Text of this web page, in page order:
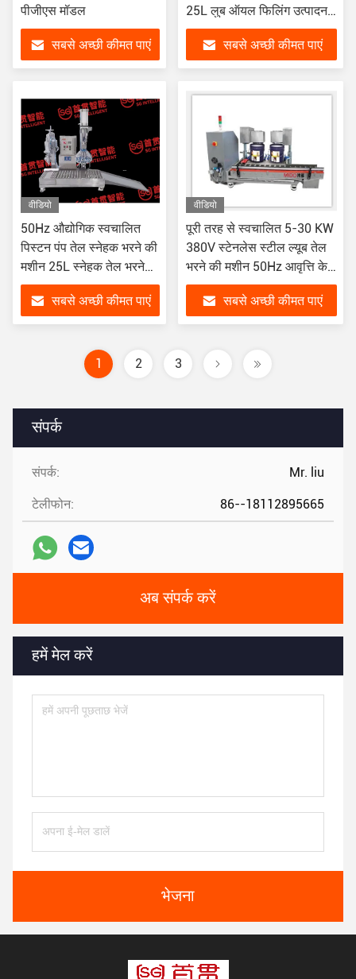
संपर्क
संपर्क: Mr. liu
टेलीफोन: 86--18112895665
अब संपर्क करें
हमें मेल करें
भेजना
पीजीएस मॉडल
सबसे अच्छी कीमत पाएं
25L लुब ऑयल फिलिंग उत्पादन
लाइन
सबसे अच्छी कीमत पाएं
वीडियो
50Hz औद्योगिक स्वचालित
पिस्टन पंप तेल स्नेहक भरने की
मशीन 25L स्नेहक तेल भरने
उत्पादन लाइन
सबसे अच्छी कीमत पाएं
वीडियो
पूरी तरह से स्वचालित 5-30 KW
380V स्टेनलेस स्टील ल्यूब तेल
भरने की मशीन 50Hz आवृत्ति के
साथ
सबसे अच्छी कीमत पाएं
1 2 3